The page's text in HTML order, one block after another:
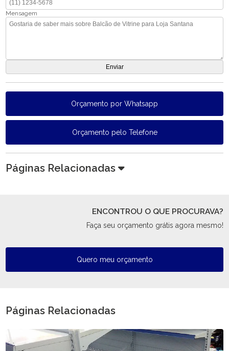
Mensagem
Orçamento por Whatsapp
Orçamento pelo Telefone
Páginas Relacionadas
ENCONTROU O QUE PROCURAVA?
Faça seu orçamento grátis agora mesmo!
Quero meu orçamento
Páginas Relacionadas